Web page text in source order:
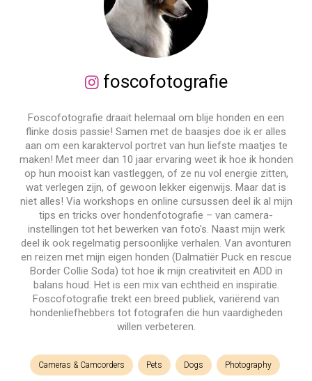
foscofotografie
Foscofotografie draait helemaal om blije honden en een
flinke dosis passie! Samen met de baasjes doe ik er alles
aan om een karaktervol portret van hun liefste maatjes te
maken! Met meer dan 10 jaar ervaring weet ik hoe ik honden
op hun mooist kan vastleggen, of ze nu vol energie zitten,
wat verlegen zijn, of gewoon lekker eigenwijs. Maar dat is
niet alles! Via workshops en online cursussen deel ik al mijn
tips en tricks over hondenfotografie – van camera-
instellingen tot het bewerken van foto's. Naast mijn werk
deel ik ook regelmatig persoonlijke verhalen. Van avonturen
en reizen met mijn eigen honden (Dalmatiër Puck en rescue
Border Collie Soda) tot hoe ik mijn creativiteit en ADD in
balans houd. Het is een mix van echtheid en inspiratie.
Foscofotografie trekt een breed publiek, variërend van
hondenliefhebbers tot fotografen die hun vaardigheden
willen verbeteren.
Cameras & Camcorders Pets Dogs Photography